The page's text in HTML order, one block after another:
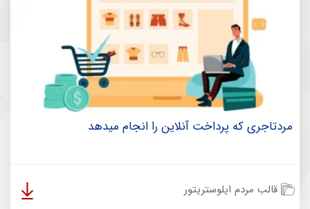
مردتاجری که پرداخت آنلاین را انجام میدهد
قالب مردم ایلوستریتور